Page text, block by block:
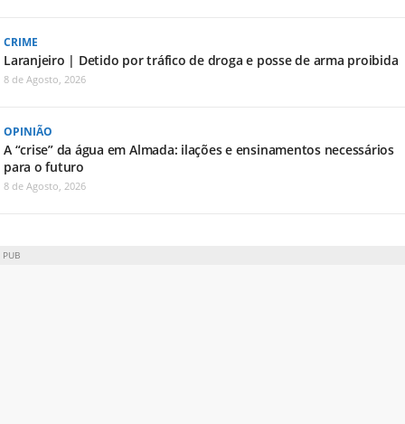
CRIME
Laranjeiro | Detido por tráfico de droga e posse de arma proibida
8 de Agosto, 2026
OPINIÃO
A “crise” da água em Almada: ilações e ensinamentos necessários
para o futuro
8 de Agosto, 2026
PUB